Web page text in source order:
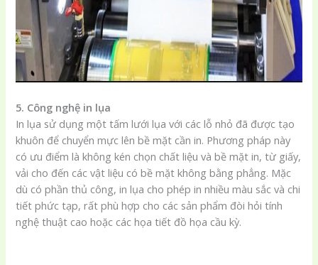
5. Công nghệ in lụa
In lụa sử dụng một tấm lưới lụa với các lỗ nhỏ đã được tạo
khuôn để chuyển mực lên bề mặt cần in. Phương pháp này
có ưu điểm là không kén chọn chất liệu và bề mặt in, từ giấy,
vải cho đến các vật liệu có bề mặt không bằng phẳng. Mặc
dù có phần thủ công, in lụa cho phép in nhiều màu sắc và chi
tiết phức tạp, rất phù hợp cho các sản phẩm đòi hỏi tính
nghệ thuật cao hoặc các họa tiết đồ họa cầu kỳ.